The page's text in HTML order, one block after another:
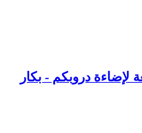
لإضاءة دروبكم - بكار